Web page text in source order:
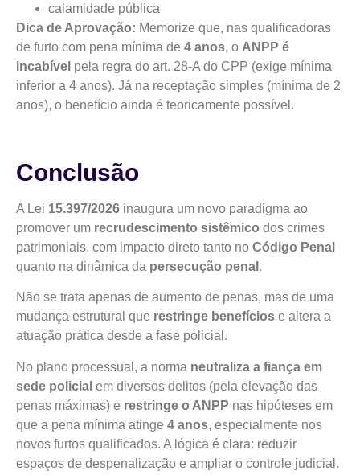
calamidade pública
Dica de Aprovação: Memorize que, nas qualificadoras
de furto com pena mínima de 4 anos, o ANPP é
incabível pela regra do art. 28-A do CPP (exige mínima
inferior a 4 anos). Já na receptação simples (mínima de 2
anos), o benefício ainda é teoricamente possível.
Conclusão
A Lei 15.397/2026 inaugura um novo paradigma ao
promover um recrudescimento sistêmico dos crimes
patrimoniais, com impacto direto tanto no Código Penal
quanto na dinâmica da persecução penal .
Não se trata apenas de aumento de penas, mas de uma
mudança estrutural que restringe benefícios e altera a
atuação prática desde a fase policial.
No plano processual, a norma neutraliza a fiança em
sede policial em diversos delitos (pela elevação das
penas máximas) e restringe o ANPP nas hipóteses em
que a pena mínima atinge 4 anos, especialmente nos
novos furtos qualificados. A lógica é clara: reduzir
espaços de despenalização e ampliar o controle judicial.